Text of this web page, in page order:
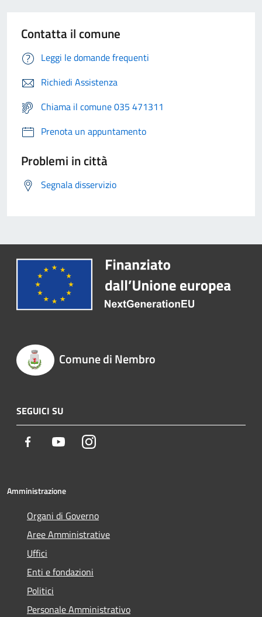
Contatta il comune
Leggi le domande frequenti
Richiedi Assistenza
Chiama il comune 035 471311
Prenota un appuntamento
Problemi in città
Segnala disservizio
Comune di Nembro
SEGUICI SU
Facebook YoutubeInstagram
Amministrazione
Organi di Governo
Aree Amministrative
Uffici
Enti e fondazioni
Politici
Personale Amministrativo